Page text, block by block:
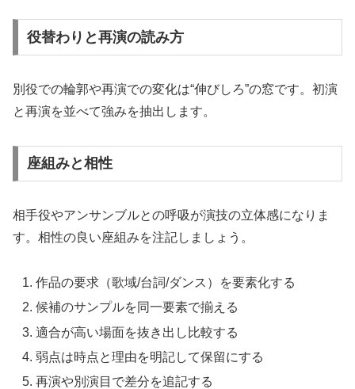
役替わりと再演の読み方
別役での輪郭や再演での変化は“伸びしろ”の窓です。初演
と再演を並べて強みを抽出します。
座組みと相性
相手役やアンサンブルとの呼吸が演技の立体感になりま
す。相性の良い座組みを注記しましょう。
作品の要求（歌域/台詞/ダンス）を要素化する
候補のサンプルを同一要素で揃える
適合が高い場面を抜き出し比較する
弱点は時点と理由を明記して保留にする
再演や別演目で差分を追記する